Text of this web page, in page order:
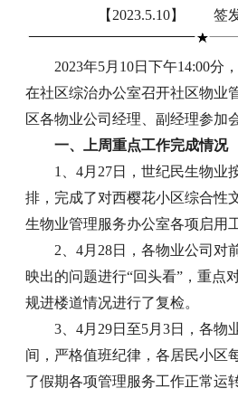
【2023.5.10】 签
2023年5月10日下午14:00分
在社区综治办公室召开社区物业
区各物业公司经理、副经理参加
一、上周重点工作完成情况
1、4月27日，世纪民生物业
排，完成了对西樱花小区综合性
生物业管理服务办公室各项启用
2、4月28日，各物业公司对
映出的问题进行“回头看”，重点
规进楼道情况进行了复检。
3、4月29日至5月3日，各物
间，严格值班纪律，各居民小区
了假期各项管理服务工作正常运转